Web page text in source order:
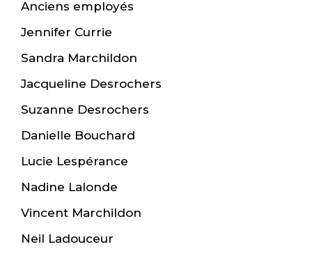
Anciens employés
Jennifer Currie
Sandra Marchildon
Jacqueline Desrochers
Suzanne Desrochers
Danielle Bouchard
Lucie Lespérance
Nadine Lalonde
Vincent Marchildon
Neil Ladouceur